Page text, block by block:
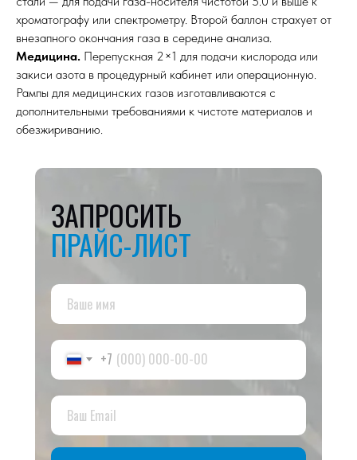
хроматографу или спектрометру. Второй баллон страхует от
внезапного окончания газа в середине анализа.
Медицина. Перепускная 2×1 для подачи кислорода или
закиси азота в процедурный кабинет или операционную.
Рампы для медицинских газов изготавливаются с
дополнительными требованиями к чистоте материалов и
обезжириванию.
ЗАПРОСИТЬ
ПРАЙС-ЛИСТ
+7